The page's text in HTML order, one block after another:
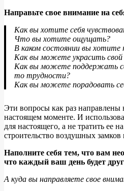
Направьте свое внимание на
Как вы хотите себя
Что вы хотите ощущать?
В каком состоянии вы хотите
Как вы можете украсить свой
Как вы можете поддержать
то трудности?
Как вы можете порадовать
Эти вопросы как раз направлены
настоящем моменте. И
для настоящего, а не тратить ее
строительство воздушных
Наполните себя тем, что вам
что каждый ваш день будет
А куда вы направляете свое